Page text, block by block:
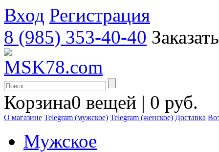
Вход Регистрация
8 (985) 353-40-40
Корзина0 вещей | 0 руб.
О магазине Telegram (мужское) Telegram (женское) Доставка
Мужское